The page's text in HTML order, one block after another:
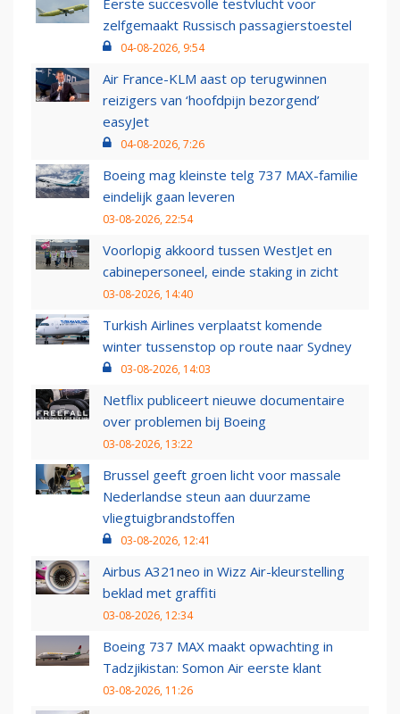
Eerste succesvolle testvlucht voor
zelfgemaakt Russisch passagierstoestel
04-08-2026, 9:54
Air France-KLM aast op terugwinnen
reizigers van ‘hoofdpijn bezorgend’
easyJet
04-08-2026, 7:26
Boeing mag kleinste telg 737 MAX-familie
eindelijk gaan leveren
03-08-2026, 22:54
Voorlopig akkoord tussen WestJet en
cabinepersoneel, einde staking in zicht
03-08-2026, 14:40
Turkish Airlines verplaatst komende
winter tussenstop op route naar Sydney
03-08-2026, 14:03
Netflix publiceert nieuwe documentaire
over problemen bij Boeing
03-08-2026, 13:22
Brussel geeft groen licht voor massale
Nederlandse steun aan duurzame
vliegtuigbrandstoffen
03-08-2026, 12:41
Airbus A321neo in Wizz Air-kleurstelling
beklad met graffiti
03-08-2026, 12:34
Boeing 737 MAX maakt opwachting in
Tadzjikistan: Somon Air eerste klant
03-08-2026, 11:26